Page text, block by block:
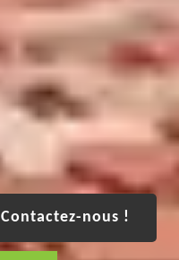
Contactez-nous !